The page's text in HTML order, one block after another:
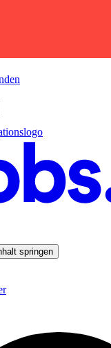
springen